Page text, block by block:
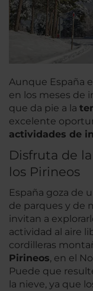
Aunque España
en los meses de
que da pie a la
excelente
actividades de
Disfruta de
los Pirineos
España goza de
de parques y de
invitan a
actividad al aire
cordilleras
Pirineos, en el
Puede que
la nieve, ya que